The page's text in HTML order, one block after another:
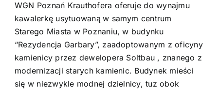
WGN Poznań Krauthofera oferuje do wynajmu
kawalerkę usytuowaną w samym centrum
Starego Miasta w Poznaniu, w budynku
“Rezydencja Garbary”, zaadoptowanym z oficyny
kamienicy przez dewelopera Soltbau , znanego z
modernizacji starych kamienic. Budynek mieści
się w niezwykle modnej dzielnicy, tuz obok